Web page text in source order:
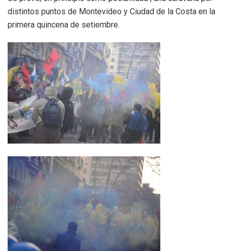
distintos puntos de Montevideo y Ciudad de la Costa en la
primera quincena de setiembre.